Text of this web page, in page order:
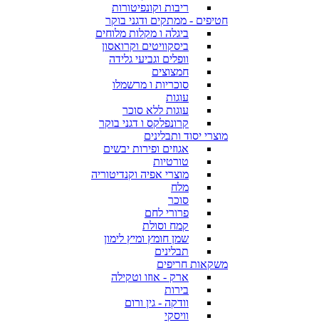
ריבות וקונפיטורות
חטיפים - ממתקים ודגני בוקר
ביגלה ו מקלות מלוחים
ביסקוויטים וקרואסון
וופלים וגביעי גלידה
חמצוצים
סוכריות ו מרשמלו
עוגות
עוגות ללא סוכר
קרונפלקס ו דגני בוקר
מוצרי יסוד ותבלינים
אגוזים ופירות יבשים
טורטיות
מוצרי אפיה וקנדיטוריה
מלח
סוכר
פרורי לחם
קמח וסולת
שמן חומץ ומיץ לימון
תבלינים
משקאות חריפים
ארק - אוזו וטקילה
בירות
וודקה - גין ורום
וויסקי